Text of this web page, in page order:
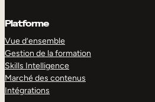
Platforme
Vue d’ensemble
Gestion de la formation
Skills Intelligence
Marché des contenus
Intégrations